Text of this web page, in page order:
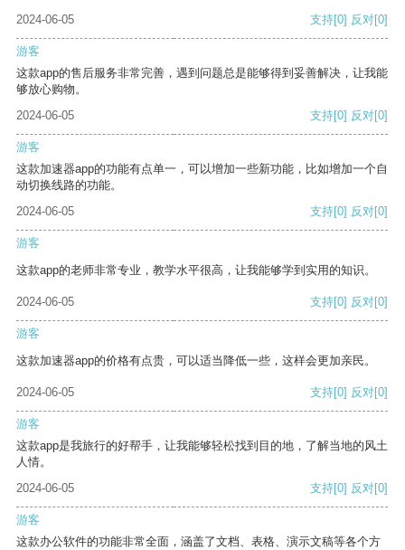
2024-06-05 支持[0] 反对[0]
游客
这款app的售后服务非常完善，遇到问题总是能够得到妥善解决，让我能
够放心购物。
2024-06-05
支持[0] 反对[0]
游客
这款加速器app的功能有点单一，可以增加一些新功能，比如增加一个自
动切换线路的功能。
2024-06-05
支持[0] 反对[0]
游客
这款app的老师非常专业，教学水平很高，让我能够学到实用的知识。
2024-06-05 支持[0] 反对[0]
游客
这款加速器app的价格有点贵，可以适当降低一些，这样会更加亲民。
2024-06-05 支持[0] 反对[0]
游客
这款app是我旅行的好帮手，让我能够轻松找到目的地，了解当地的风土
人情。
2024-06-05
支持[0] 反对[0]
游客
这款办公软件的功能非常全面，涵盖了文档、表格、演示文稿等各个方